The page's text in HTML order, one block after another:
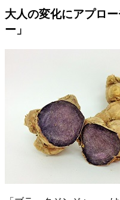
大人の変化にアプロ
ー」